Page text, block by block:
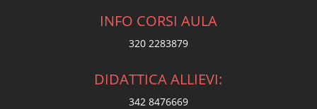
INFO CORSI AULA
320 2283879
DIDATTICA ALLIEVI:
342 8476669